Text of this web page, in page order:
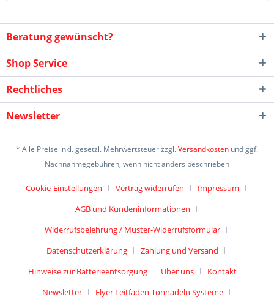
Beratung gewünscht?
Shop Service
Rechtliches
Newsletter
* Alle Preise inkl. gesetzl. Mehrwertsteuer zzgl.Versandkosten und ggf.
Nachnahmegebühren, wenn nicht anders beschrieben
Cookie-Einstellungen Vertrag widerrufen
Impressum
AGB und Kundeninformationen
Widerrufsbelehrung / Muster-Widerrufsformular
Datenschutzerklärung
Zahlung und Versand
Hinweise zur Batterieentsorgung
Über uns
Kontakt
Newsletter
Flyer Leitfaden Tonnadeln Systeme